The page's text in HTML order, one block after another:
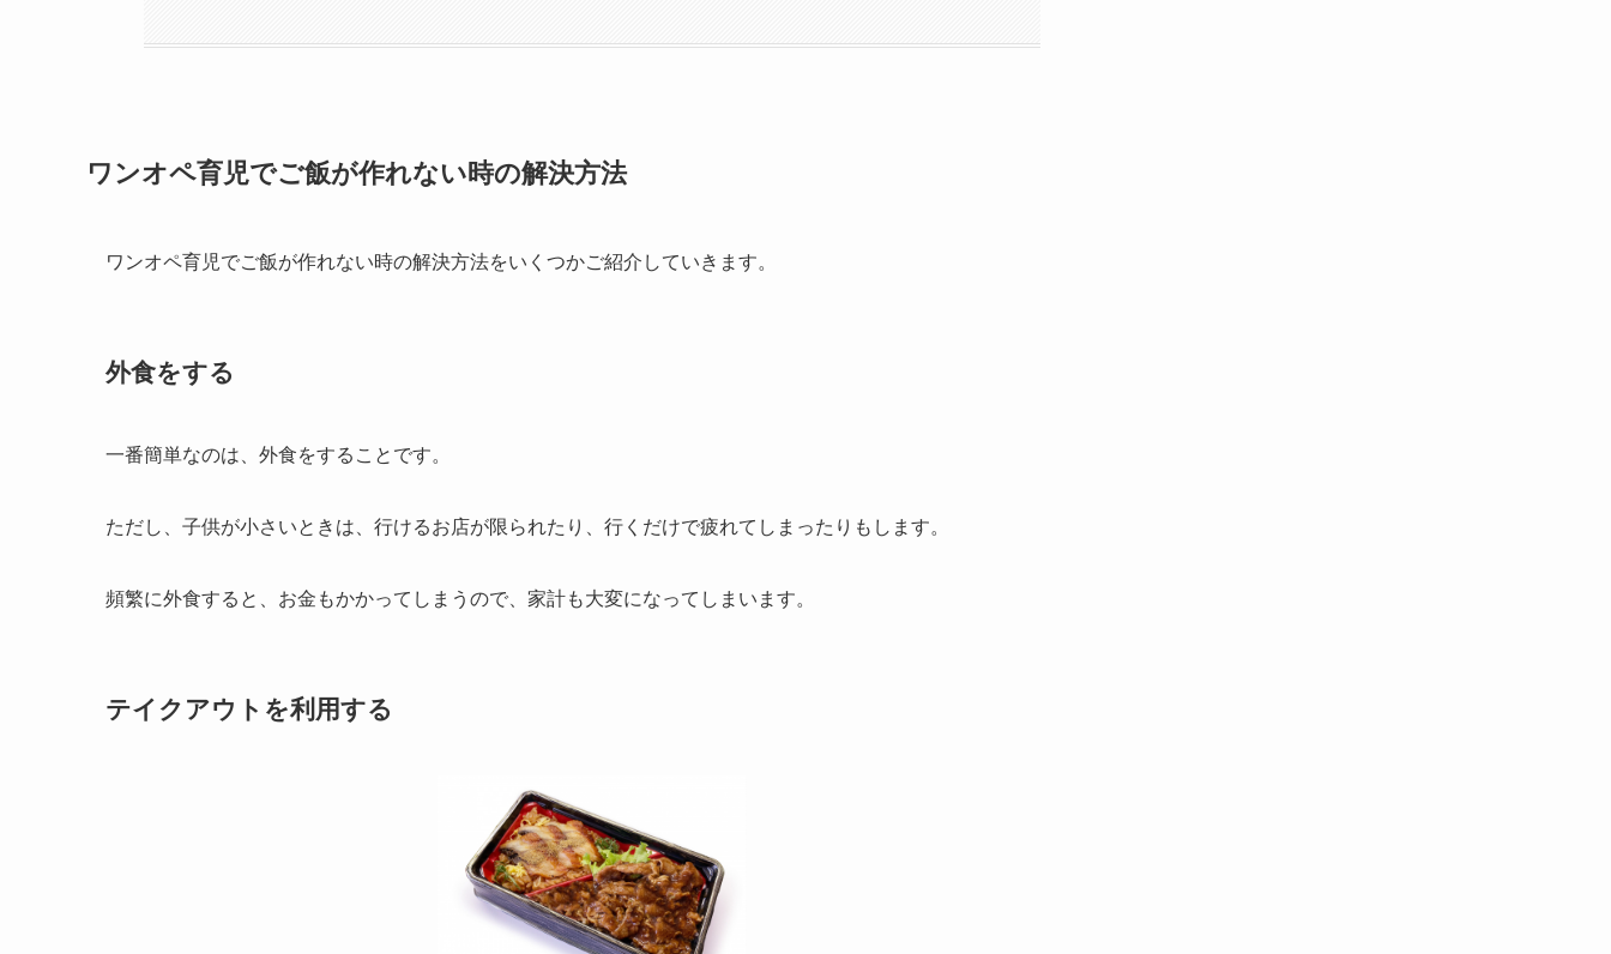
ワンオペ育児でご飯が作れない時の解決方法
ワンオペ育児でご飯が作れない時の解決方法をいくつかご紹介していきます。
外食をする
一番簡単なのは、外食をすることです。
ただし、子供が小さいときは、行けるお店が限られたり、行くだけで疲れてしまったりもします。
頻繁に外食すると、お金もかかってしまうので、家計も大変になってしまいます。
テイクアウトを利用する